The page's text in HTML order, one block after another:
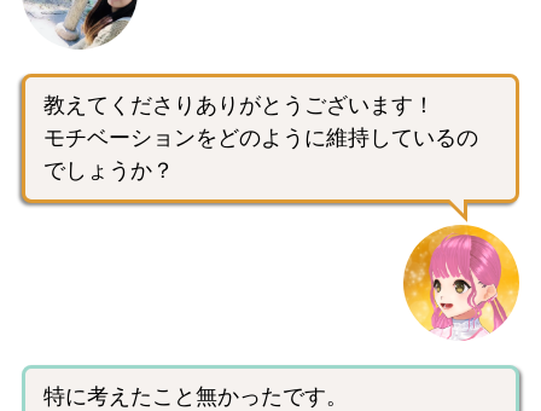
教えてくださりありがとうございます！
モチベーションをどのように維持しているの
でしょうか？
特に考えたこと無かったです。